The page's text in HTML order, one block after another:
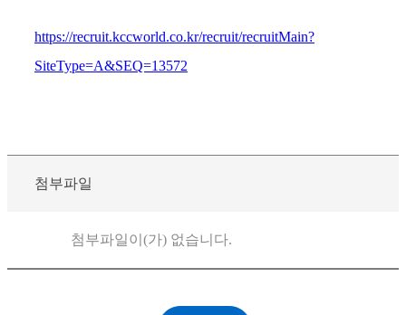
https://recruit.kccworld.co.kr/recruit/recruitMain?
SiteType=A&SEQ=13572
첨부파일
첨부파일이(가) 없습니다.